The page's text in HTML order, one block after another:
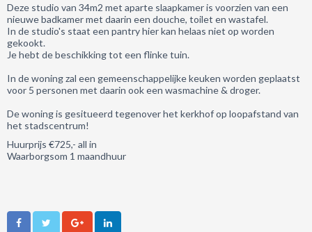
Deze studio van 34m2 met aparte slaapkamer is voorzien van een
nieuwe badkamer met daarin een douche, toilet en wastafel.
In de studio's staat een pantry hier kan helaas niet op worden
gekookt.
Je hebt de beschikking tot een flinke tuin.
In de woning zal een gemeenschappelijke keuken worden geplaatst
voor 5 personen met daarin ook een wasmachine & droger.
De woning is gesitueerd tegenover het kerkhof op loopafstand van
het stadscentrum!
Huurprijs €725,- all in
Waarborgsom 1 maandhuur